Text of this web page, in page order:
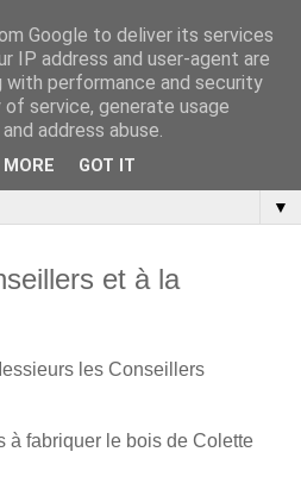
▼
et à la
les Conseillers
à fabriquer le bois de Colette
Google to deliver its services
IP address and user-agent are
with performance and security
service, generate usage
address abuse.
MORE GOT IT